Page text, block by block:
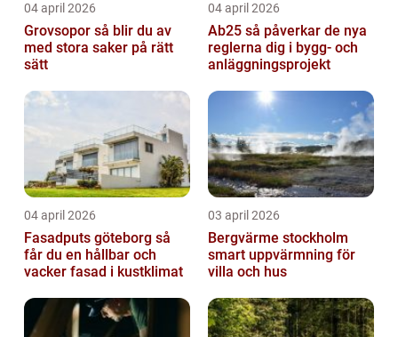
04 april 2026
Grovsopor så blir du av
med stora saker på rätt
sätt
04 april 2026
Ab25 så påverkar de nya
reglerna dig i bygg- och
anläggningsprojekt
04 april 2026
Fasadputs göteborg så
får du en hållbar och
vacker fasad i kustklimat
03 april 2026
Bergvärme stockholm
smart uppvärmning för
villa och hus